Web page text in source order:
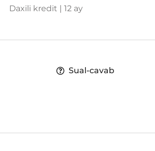
Daxili kredit | 12 ay
Sual-cavab